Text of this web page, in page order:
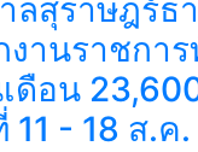
ลสุราษฎร์ธ
านราชการ
เดือน
11 - 18 ส.ค